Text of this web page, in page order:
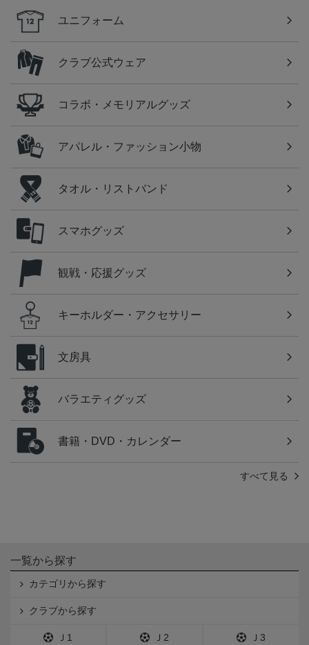
ユニフォーム
クラブ公式ウェア
コラボ・メモリアルグッズ
アパレル・ファッション小物
タオル・リストバンド
スマホグッズ
観戦・応援グッズ
キーホルダー・アクセサリー
文房具
バラエティグッズ
書籍・DVD・カレンダー
すべて見る
一覧から探す
カテゴリから探す
クラブから探す
Ｊ1 Ｊ2 Ｊ3